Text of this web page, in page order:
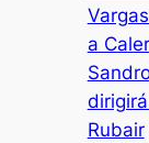
a
Rubair